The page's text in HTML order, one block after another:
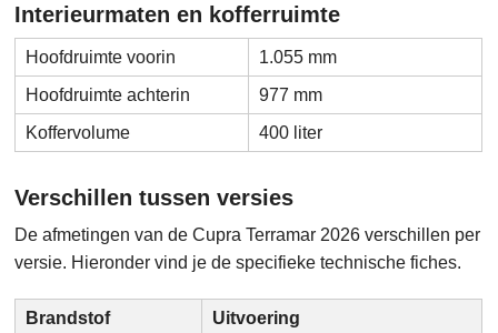
Interieurmaten en kofferruimte
Hoofdruimte voorin
1.055 mm
Hoofdruimte achterin
977 mm
Koffervolume
400 liter
Verschillen tussen versies
De afmetingen van de Cupra Terramar 2026 verschillen per
versie. Hieronder vind je de specifieke technische fiches.
Brandstof Uitvoering